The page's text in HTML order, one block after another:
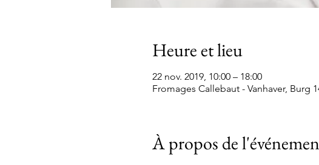
Heure et lieu
22 nov. 2019, 10:00 – 18:00
Fromages Callebaut - Vanhaver, Burg
À propos de